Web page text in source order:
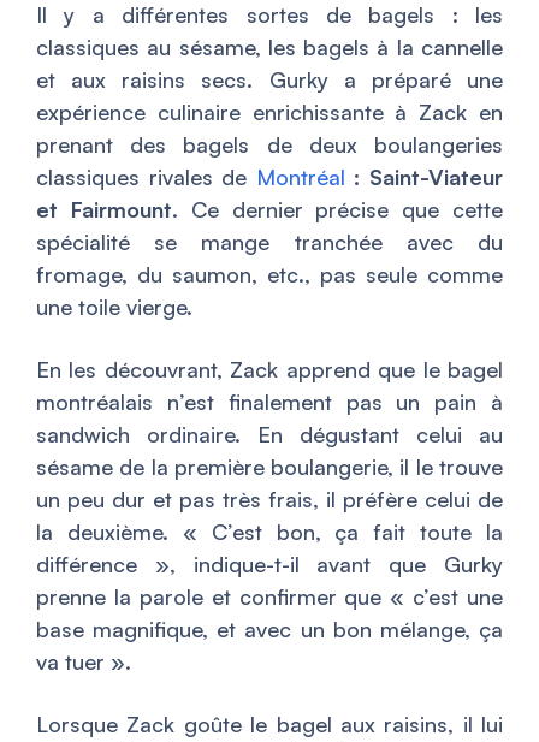
Il y a différentes sortes de bagels : les
classiques au sésame, les bagels à la cannelle
et aux raisins secs. Gurky a préparé une
expérience culinaire enrichissante à Zack en
prenant des bagels de deux boulangeries
classiques rivales de Montréal : Saint-Viateur
et Fairmount. Ce dernier précise que cette
spécialité se mange tranchée avec du
fromage, du saumon, etc., pas seule comme
une toile vierge.
En les découvrant, Zack apprend que le bagel
montréalais n’est finalement pas un pain à
sandwich ordinaire. En dégustant celui au
sésame de la première boulangerie, il le trouve
un peu dur et pas très frais, il préfère celui de
la deuxième. « C’est bon, ça fait toute la
différence », indique-t-il avant que Gurky
prenne la parole et confirmer que « c’est une
base magnifique, et avec un bon mélange, ça
va tuer ».
Lorsque Zack goûte le bagel aux raisins, il lui